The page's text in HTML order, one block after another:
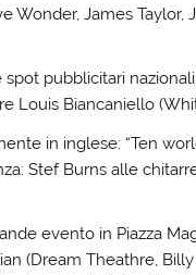
Wonder, James Taylor,
pubblicitari
Louis Biancaniello
in inglese: “Ten
Stef Burns alle
evento in Piazza
(Dream Theathre,